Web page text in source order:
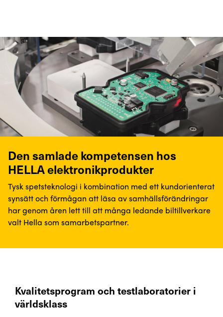
Den samlade kompetensen hos
HELLA elektronikprodukter
Tysk spetsteknologi i kombination med ett kundorienterat
synsätt och förmågan att läsa av samhällsförändringar
har genom åren lett till att många ledande biltillverkare
valt Hella som samarbetspartner.
Kvalitetsprogram och testlaboratorier i
världsklass